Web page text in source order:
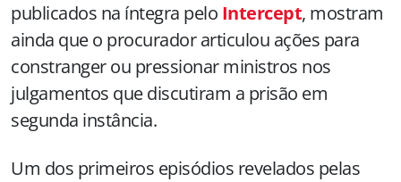
publicados na íntegra pelo Intercept, mostram
ainda que o procurador articulou ações para
constranger ou pressionar ministros nos
julgamentos que discutiram a prisão em
segunda instância.
Um dos primeiros episódios revelados pelas